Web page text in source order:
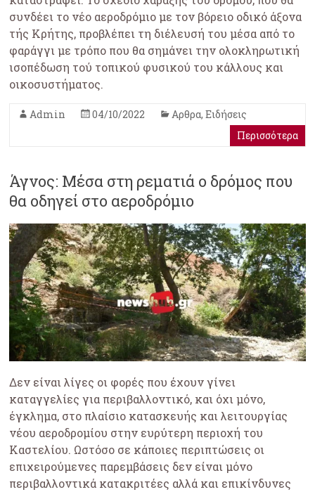
συνδέει το νέο αεροδρόμιο με τον βόρειο οδικό άξονα
τής Κρήτης, προβλέπει τη διέλευσή του μέσα από το
φαράγγι με τρόπο που θα σημάνει την ολοκληρωτική
ισοπέδωση τού τοπικού φυσικού του κάλλους και
οικοσυστήματος.
Admin 04/10/2022 Αρθρα,Ειδήσεις
Περισσότερα
Άγνος: Μέσα στη ρεματιά ο δρόμος που
θα οδηγεί στο αεροδρόμιο
Δεν είναι λίγες οι φορές που έχουν γίνει
καταγγελίες για περιβαλλοντικό, και όχι μόνο,
έγκλημα, στο πλαίσιο κατασκευής και λειτουργίας
νέου αεροδρομίου στην ευρύτερη περιοχή του
Καστελίου. Ωστόσο σε κάποιες περιπτώσεις οι
επιχειρούμενες παρεμβάσεις δεν είναι μόνο
περιβαλλοντικά κατακριτέες αλλά και επικίνδυνες